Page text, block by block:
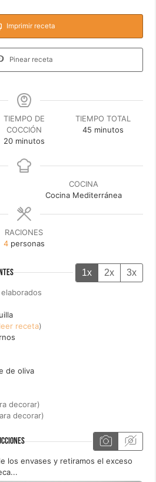
Imprimir receta
Pinear receta
TIEMPO DE
COCCIÓN
20minutos
minutos
TIEMPO TOTAL
45 minutos
minutos
COCINA
Cocina Mediterránea
RACIONES
4 personas
1x 2x 3x
leer receta)
de oliva
decorar)
decorar)
los envases y retiramos el exceso